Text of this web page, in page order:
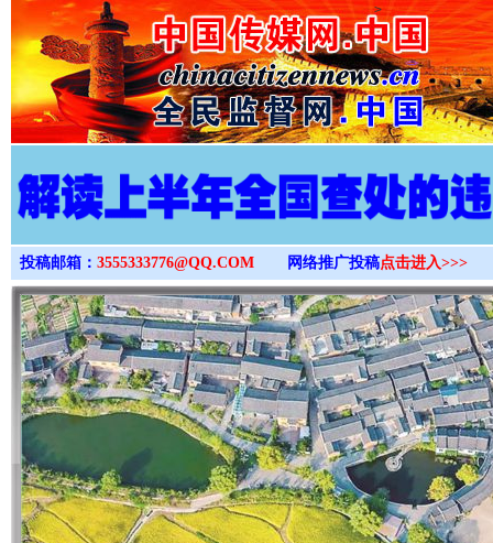
>
投稿邮箱： 3555333776@QQ.COM 网络推广投稿点击进入>>>